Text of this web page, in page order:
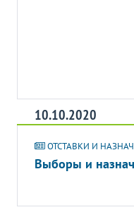
10.10.2020
ОТСТАВКИ И
Выборы и